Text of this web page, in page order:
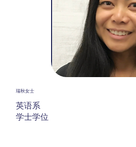
瑞秋女士
英语系
学士学位